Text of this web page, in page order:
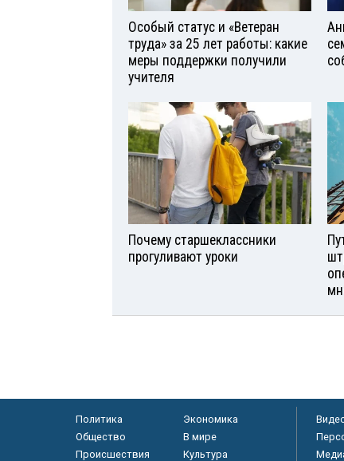
Особый статус и «Ветеран
труда» за 25 лет работы: какие
меры поддержки получили
учителя
Почему старшеклассники
прогуливают уроки
Политика
Экономика
Общество
В мире
Происшествия
Культура